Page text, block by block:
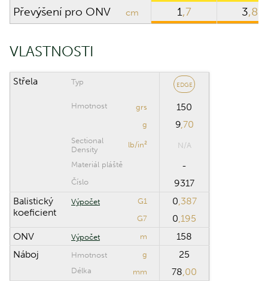
Výška puškohledu
nad osou hlavně
cm
Klik puškohledu
ROZSAH VÝPOČTU
vzdálenost
m
Obnovit
Převýšení pro ONV
cm 1,7 3,8
VLASTNOSTI
Střela Typ EDGE
Hmotnost grs 150
g 9,70
Sectional
Density
lb/in² N/A
Materiál pláště -
Číslo
9317
Balistický
koeficient
Výpočet G1 0,387
G7 0,195
ONV
Výpočet m
158
Náboj
Hmotnost g 25
Délka mm 78,00